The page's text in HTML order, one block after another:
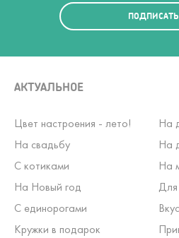
АКТУАЛЬНОЕ
Цвет настроения - лето!
На
На свадьбу
На
С котиками
На
На Новый год
С единорогами
Кружки в подарок